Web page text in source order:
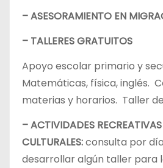
– ASESORAMIENTO EN
– TALLERES GRATUITOS
Apoyo escolar primario y
Matemáticas, física, inglés.
materias y horarios. Taller
– ACTIVIDADES
CULTURALES:consulta por
desarrollar algún taller para